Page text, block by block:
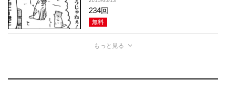
234回
無料
もっと見る